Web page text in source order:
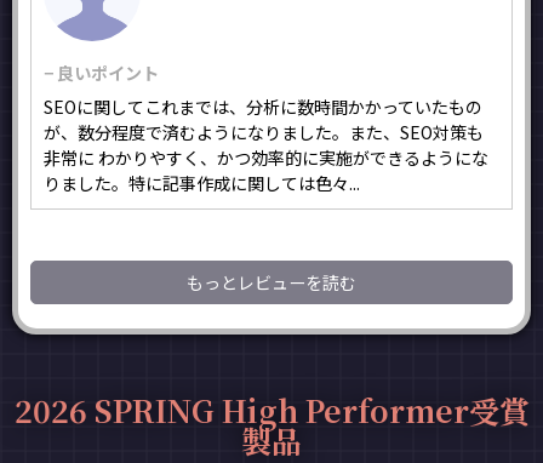
− 良いポイント
SEOに関してこれまでは、分析に数時間かかっていたもの
が、数分程度で済むようになりました。また、SEO対策も
非常に わかりやすく、かつ効率的に実施ができるようにな
りました。特に記事作成に関しては色々...
もっとレビューを読む
2026 SPRING High Performer受賞
製品